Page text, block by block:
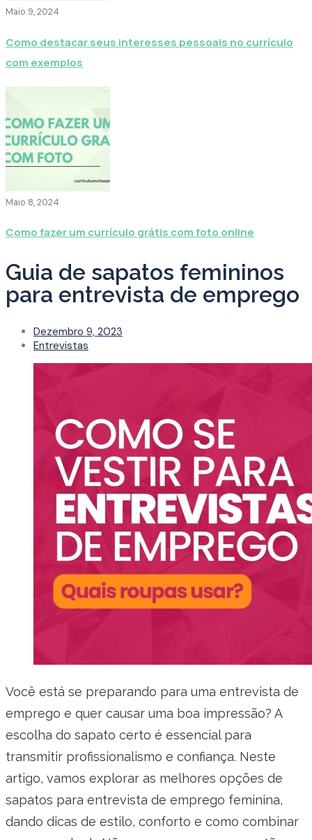
Maio 9, 2024
Como destacar seus interesses pessoais no currículo
com exemplos
Maio 8, 2024
Como fazer um currículo grátis com foto online
Guia de sapatos femininos
para entrevista de emprego
Dezembro 9, 2023
Entrevistas
Você está se preparando para uma entrevista de
emprego e quer causar uma boa impressão? A
escolha do sapato certo é essencial para
transmitir profissionalismo e confiança. Neste
artigo, vamos explorar as melhores opções de
sapatos para entrevista de emprego feminina,
dando dicas de estilo, conforto e como combinar